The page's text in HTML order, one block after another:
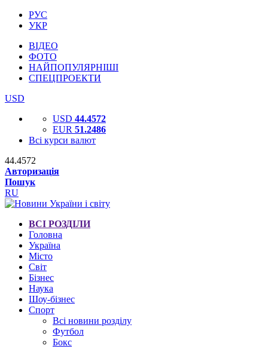
РУС
УКР
ВІДЕО
ФОТО
НАЙПОПУЛЯРНІШІ
СПЕЦПРОЕКТИ
USD
USD 44.4572
EUR 51.2486
Всі курси валют
44.4572
Авторизація
Пошук
RU
ВСІ РОЗДІЛИ
Головна
Україна
Місто
Світ
Бізнес
Наука
Шоу-бізнес
Спорт
Всі новини розділу
Футбол
Бокс